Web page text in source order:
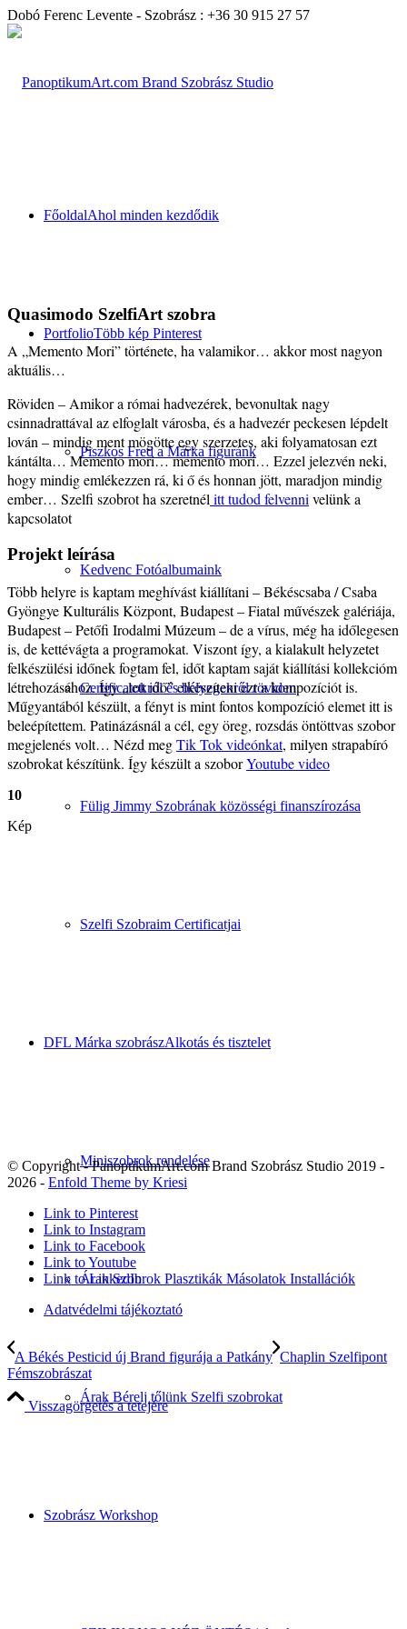
Dobó Ferenc Levente - Szobrász : +36 30 915 27 57
FőoldalAhol minden kezdődik
PortfolioTöbb kép Pinterest
Piszkos Fred a Márka figuránk
Kedvenc Fotóalbumaink
Certificatokról és bélyegekről röviden
Fülig Jimmy Szobrának közösségi finanszírozása
Szelfi Szobraim Certificatjai
DFL Márka szobrászAlkotás és tisztelet
Miniszobrok rendelése
Árak Szobrok Plasztikák Másolatok Installációk
Árak Bérelj tőlünk Szelfi szobrokat
Szobrász Workshop
Quasimodo SzelfiArt szobra
A „Memento Mori” története, ha valamikor… akkor most nagyon
aktuális…
Röviden – Amikor a római hadvezérek, bevonultak nagy
csinnadrattával az elfoglalt városba, és a hadvezér peckesen lépdelt
lován – mindig ment mögötte egy szerzetes, aki folyamatosan ezt
kántálta… Memento mori… memento mori… Ezzel jelezvén neki,
hogy mindig emlékezzen rá, ki ő és honnan jött, maradjon mindig
ember… Szelfi szobrot ha szeretnélitt tudod felvennivelünk a
kapcsolatot
Projekt leírása
Több helyre is kaptam meghívást kiállítani – Békéscsaba / Csaba
Gyöngye Kulturális Központ, Budapest – Fiatal művészek galériája,
Budapest – Petőfi Irodalmi Múzeum – de a vírus, még ha időlegesen
is, de kettévágta a programokat. Viszont így, a kialakult helyzetet
felkészülési időnek fogtam fel, időt kaptam saját kiállítási kollekcióm
létrehozásához. Így „lett idő” elkészíteni ezt a kompozíciót is.
Műgyantából készült, a fényt is mint fontos kompozíció elemet itt is
beleépítettem. Patinázásnál a cél, egy öreg, rozsdás öntöttvas szobor
megjelenés volt… Nézd megTik Tok videónkat, milyen strapabíró
szobrokat készítünk. Így készült a szoborYoutube video
10
Kép
© Copyright - PanoptikumArt.com Brand Szobrász Studio 2019 -
2026 - Enfold Theme by Kriesi
Link to Pinterest
Link to Instagram
Link to Facebook
Link to Youtube
Link to LinkedIn
Adatvédelmi tájékoztató
A Békés Pesticid új Brand figurája a Patkány Chaplin Szelfipont
Fémszobrászat
Visszagörgetés a tetejére